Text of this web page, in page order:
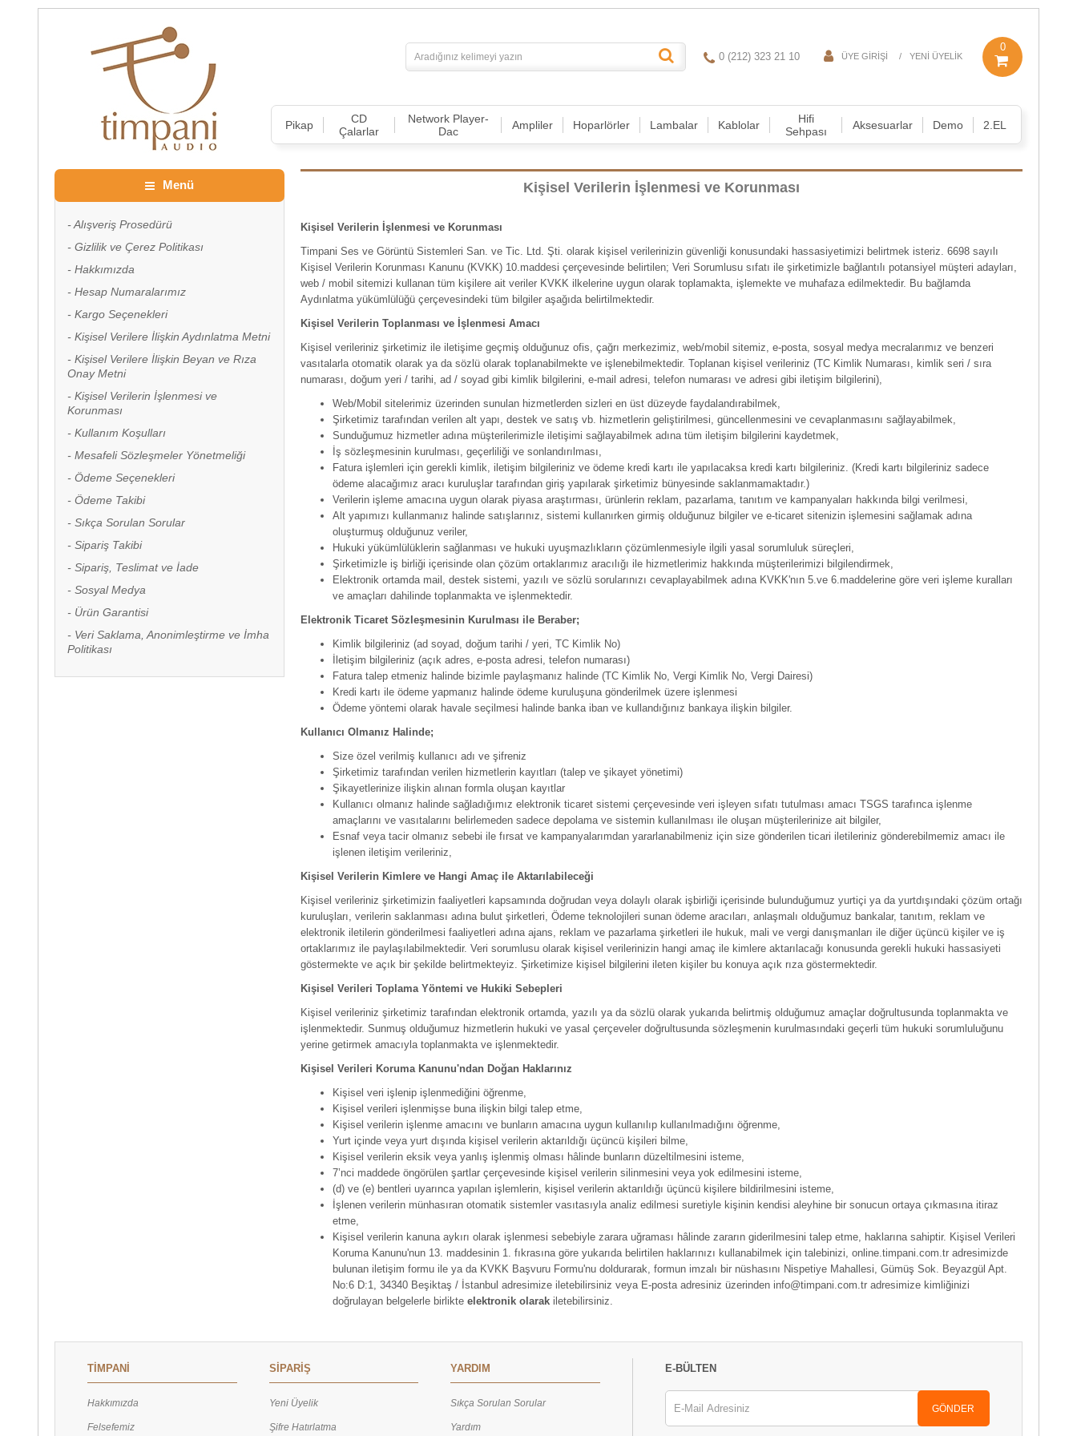
0 (212) 323 21 10 ÜYE GIRIŞI YENI ÜYELIK
0
Pikap
CD
Çalarlar
Network Player-
Dac
Ampliler Hoparlörler Lambalar Kablolar
Hifi
Sehpası
Aksesuarlar Demo 2.EL
Menü
Alışveriş Prosedürü
Gizlilik ve Çerez Politikası
Hakkımızda
Hesap Numaralarımız
Kargo Seçenekleri
Kişisel Verilere İlişkin Aydınlatma Metni
Kişisel Verilere İlişkin Beyan ve Rıza
Onay Metni
Kişisel Verilerin İşlenmesi ve
Korunması
Kullanım Koşulları
Mesafeli Sözleşmeler Yönetmeliği
Ödeme Seçenekleri
Ödeme Takibi
Sıkça Sorulan Sorular
Sipariş Takibi
Sipariş, Teslimat ve İade
Sosyal Medya
Ürün Garantisi
Veri Saklama, Anonimleştirme ve İmha
Politikası
Kişisel Verilerin İşlenmesi ve Korunması
Kişisel Verilerin İşlenmesi ve Korunması
Timpani Ses ve Görüntü Sistemleri San. ve Tic. Ltd. Şti. olarak kişisel verilerinizin güvenliği konusundaki hassasiyetimizi belirtmek isteriz. 6698 sayılı
Kişisel Verilerin Korunması Kanunu (KVKK) 10.maddesi çerçevesinde belirtilen; Veri Sorumlusu sıfatı ile şirketimizle bağlantılı potansiyel müşteri adayları,
web / mobil sitemizi kullanan tüm kişilere ait veriler KVKK ilkelerine uygun olarak toplamakta, işlemekte ve muhafaza edilmektedir. Bu bağlamda
Aydınlatma yükümlülüğü çerçevesindeki tüm bilgiler aşağıda belirtilmektedir.
Kişisel Verilerin Toplanması ve İşlenmesi Amacı
Kişisel verileriniz şirketimiz ile iletişime geçmiş olduğunuz ofis, çağrı merkezimiz, web/mobil sitemiz, e-posta, sosyal medya mecralarımız ve benzeri
vasıtalarla otomatik olarak ya da sözlü olarak toplanabilmekte ve işlenebilmektedir. Toplanan kişisel verileriniz (TC Kimlik Numarası, kimlik seri / sıra
numarası, doğum yeri / tarihi, ad / soyad gibi kimlik bilgilerini, e-mail adresi, telefon numarası ve adresi gibi iletişim bilgilerini),
Web/Mobil sitelerimiz üzerinden sunulan hizmetlerden sizleri en üst düzeyde faydalandırabilmek,
Şirketimiz tarafından verilen alt yapı, destek ve satış vb. hizmetlerin geliştirilmesi, güncellenmesini ve cevaplanmasını sağlayabilmek,
Sunduğumuz hizmetler adına müşterilerimizle iletişimi sağlayabilmek adına tüm iletişim bilgilerini kaydetmek,
İş sözleşmesinin kurulması, geçerliliği ve sonlandırılması,
Fatura işlemleri için gerekli kimlik, iletişim bilgileriniz ve ödeme kredi kartı ile yapılacaksa kredi kartı bilgileriniz. (Kredi kartı bilgileriniz sadece
ödeme alacağımız aracı kuruluşlar tarafından giriş yapılarak şirketimiz bünyesinde saklanmamaktadır.)
Verilerin işleme amacına uygun olarak piyasa araştırması, ürünlerin reklam, pazarlama, tanıtım ve kampanyaları hakkında bilgi verilmesi,
Alt yapımızı kullanmanız halinde satışlarınız, sistemi kullanırken girmiş olduğunuz bilgiler ve e-ticaret sitenizin işlemesini sağlamak adına
oluşturmuş olduğunuz veriler,
Hukuki yükümlülüklerin sağlanması ve hukuki uyuşmazlıkların çözümlenmesiyle ilgili yasal sorumluluk süreçleri,
Şirketimizle iş birliği içerisinde olan çözüm ortaklarımız aracılığı ile hizmetlerimiz hakkında müşterilerimizi bilgilendirmek,
Elektronik ortamda mail, destek sistemi, yazılı ve sözlü sorularınızı cevaplayabilmek adına KVKK'nın 5.ve 6.maddelerine göre veri işleme kuralları
ve amaçları dahilinde toplanmakta ve işlenmektedir.
Elektronik Ticaret Sözleşmesinin Kurulması ile Beraber;
Kimlik bilgileriniz (ad soyad, doğum tarihi / yeri, TC Kimlik No)
İletişim bilgileriniz (açık adres, e-posta adresi, telefon numarası)
Fatura talep etmeniz halinde bizimle paylaşmanız halinde (TC Kimlik No, Vergi Kimlik No, Vergi Dairesi)
Kredi kartı ile ödeme yapmanız halinde ödeme kuruluşuna gönderilmek üzere işlenmesi
Ödeme yöntemi olarak havale seçilmesi halinde banka iban ve kullandığınız bankaya ilişkin bilgiler.
Kullanıcı Olmanız Halinde;
Size özel verilmiş kullanıcı adı ve şifreniz
Şirketimiz tarafından verilen hizmetlerin kayıtları (talep ve şikayet yönetimi)
Şikayetlerinize ilişkin alınan formla oluşan kayıtlar
Kullanıcı olmanız halinde sağladığımız elektronik ticaret sistemi çerçevesinde veri işleyen sıfatı tutulması amacı TSGS tarafınca işlenme
amaçlarını ve vasıtalarını belirlemeden sadece depolama ve sistemin kullanılması ile oluşan müşterilerinize ait bilgiler,
Esnaf veya tacir olmanız sebebi ile fırsat ve kampanyalarımdan yararlanabilmeniz için size gönderilen ticari iletileriniz gönderebilmemiz amacı ile
işlenen iletişim verileriniz,
Kişisel Verilerin Kimlere ve Hangi Amaç ile Aktarılabileceği
Kişisel verileriniz şirketimizin faaliyetleri kapsamında doğrudan veya dolaylı olarak işbirliği içerisinde bulunduğumuz yurtiçi ya da yurtdışındaki çözüm ortağı
kuruluşları, verilerin saklanması adına bulut şirketleri, Ödeme teknolojileri sunan ödeme aracıları, anlaşmalı olduğumuz bankalar, tanıtım, reklam ve
elektronik iletilerin gönderilmesi faaliyetleri adına ajans, reklam ve pazarlama şirketleri ile hukuk, mali ve vergi danışmanları ile diğer üçüncü kişiler ve iş
ortaklarımız ile paylaşılabilmektedir. Veri sorumlusu olarak kişisel verilerinizin hangi amaç ile kimlere aktarılacağı konusunda gerekli hukuki hassasiyeti
göstermekte ve açık bir şekilde belirtmekteyiz. Şirketimize kişisel bilgilerini ileten kişiler bu konuya açık rıza göstermektedir.
Kişisel Verileri Toplama Yöntemi ve Hukiki Sebepleri
Kişisel verileriniz şirketimiz tarafından elektronik ortamda, yazılı ya da sözlü olarak yukarıda belirtmiş olduğumuz amaçlar doğrultusunda toplanmakta ve
işlenmektedir. Sunmuş olduğumuz hizmetlerin hukuki ve yasal çerçeveler doğrultusunda sözleşmenin kurulmasındaki geçerli tüm hukuki sorumluluğunu
yerine getirmek amacıyla toplanmakta ve işlenmektedir.
Kişisel Verileri Koruma Kanunu'ndan Doğan Haklarınız
Kişisel veri işlenip işlenmediğini öğrenme,
Kişisel verileri işlenmişse buna ilişkin bilgi talep etme,
Kişisel verilerin işlenme amacını ve bunların amacına uygun kullanılıp kullanılmadığını öğrenme,
Yurt içinde veya yurt dışında kişisel verilerin aktarıldığı üçüncü kişileri bilme,
Kişisel verilerin eksik veya yanlış işlenmiş olması hâlinde bunların düzeltilmesini isteme,
7’nci maddede öngörülen şartlar çerçevesinde kişisel verilerin silinmesini veya yok edilmesini isteme,
(d) ve (e) bentleri uyarınca yapılan işlemlerin, kişisel verilerin aktarıldığı üçüncü kişilere bildirilmesini isteme,
İşlenen verilerin münhasıran otomatik sistemler vasıtasıyla analiz edilmesi suretiyle kişinin kendisi aleyhine bir sonucun ortaya çıkmasına itiraz
etme,
Kişisel verilerin kanuna aykırı olarak işlenmesi sebebiyle zarara uğraması hâlinde zararın giderilmesini talep etme, haklarına sahiptir. Kişisel Verileri
Koruma Kanunu'nun 13. maddesinin 1. fıkrasına göre yukarıda belirtilen haklarınızı kullanabilmek için talebinizi, online.timpani.com.tr adresimizde
bulunan iletişim formu ile ya da KVKK Başvuru Formu'nu doldurarak, formun imzalı bir nüshasını Nispetiye Mahallesi, Gümüş Sok. Beyazgül Apt.
No:6 D:1, 34340 Beşiktaş / İstanbul adresimize iletebilirsiniz veya E-posta adresiniz üzerinden info@timpani.com.tr adresimize kimliğinizi
doğrulayan belgelerle birlikte elektronik olarak iletebilirsiniz.
TİMPANİ
Hakkımızda
Felsefemiz
SİPARİŞ
Yeni Üyelik
Şifre Hatırlatma
YARDIM
Sıkça Sorulan Sorular
Yardım
E-BÜLTEN
GÖNDER